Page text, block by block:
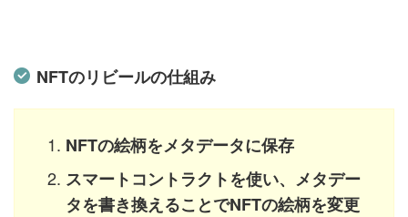
NFTのリビールの仕組み
NFTの絵柄をメタデータに保存
スマートコントラクトを使い、メタデー
タを書き換えることでNFTの絵柄を変更